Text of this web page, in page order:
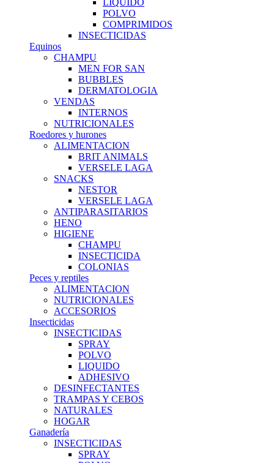
LIQUIDO
POLVO
COMPRIMIDOS
INSECTICIDAS
Equinos
CHAMPU
MEN FOR SAN
BUBBLES
DERMATOLOGIA
VENDAS
INTERNOS
NUTRICIONALES
Roedores y hurones
ALIMENTACION
BRIT ANIMALS
VERSELE LAGA
SNACKS
NESTOR
VERSELE LAGA
ANTIPARASITARIOS
HENO
HIGIENE
CHAMPU
INSECTICIDA
COLONIAS
Peces y reptiles
ALIMENTACION
NUTRICIONALES
ACCESORIOS
Insecticidas
INSECTICIDAS
SPRAY
POLVO
LIQUIDO
ADHESIVO
DESINFECTANTES
TRAMPAS Y CEBOS
NATURALES
HOGAR
Ganadería
INSECTICIDAS
SPRAY